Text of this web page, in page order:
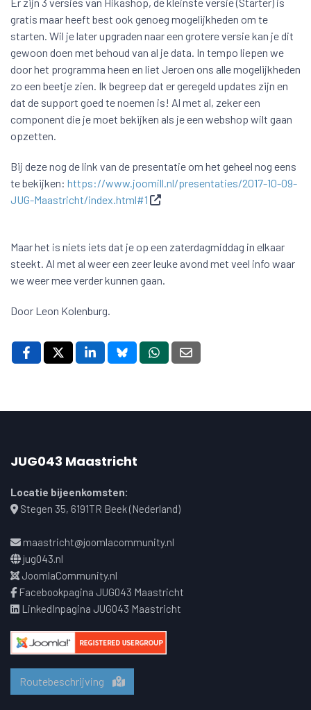
gratis maar heeft best ook genoeg mogelijkheden om te
starten. Wil je later upgraden naar een grotere versie kan je dit
gewoon doen met behoud van al je data. In tempo liepen we
door het programma heen en liet Jeroen ons alle mogelijkheden
zo een beetje zien. Ik begreep dat er geregeld updates zijn en
dat de support goed te noemen is! Al met al, zeker een
component die je moet bekijken als je een webshop wilt gaan
opzetten.
Bij deze nog de link van de presentatie om het geheel nog eens
te bekijken: https://www.joomill.nl/presentaties/2017-10-09-
JUG-Maastricht/index.html#1
Maar het is niets iets dat je op een zaterdagmiddag in elkaar
steekt. Al met al weer een zeer leuke avond met veel info waar
we weer mee verder kunnen gaan.
Door Leon Kolenburg.
JUG043 Maastricht
Locatie bijeenkomsten:
Stegen 35, 6191TR Beek (Nederland)
maastricht@joomlacommunity.nl
jug043.nl
JoomlaCommunity.nl
Facebookpagina JUG043 Maastricht
LinkedInpagina JUG043 Maastricht
Routebeschrijving